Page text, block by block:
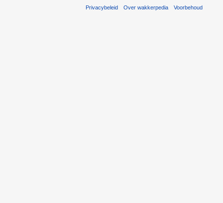
Privacybeleid Over wakkerpedia Voorbehoud